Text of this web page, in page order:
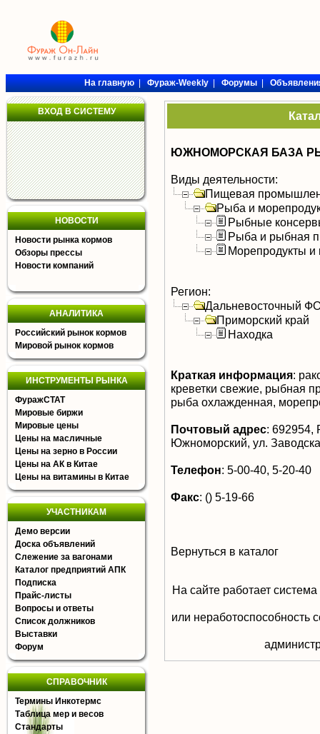
На главную|Фураж-Weekly|Форумы|
ВХОД В СИСТЕМУ
НОВОСТИ
Новости рынка кормов
Обзоры прессы
Новости компаний
АНАЛИТИКА
Российский рынок кормов
Мировой рынок кормов
ИНСТРУМЕНТЫ РЫНКА
ФуражСТАТ
Мировые биржи
Мировые цены
Цены на масличные
Цены на зерно в России
Цены на АК в Китае
Цены на витамины в Китае
УЧАСТНИКАМ
Демо версии
Доска объявлений
Слежение за вагонами
Каталог предприятий АПК
Подписка
Прайс-листы
Вопросы и ответы
Список должников
Выставки
Форум
СПРАВОЧНИК
Термины Инкотермс
Таблица мер и весов
Стандарты
ЮЖНОМОРСКАЯ БАЗА
Виды деятельности:
Пищевая
Рыба и
Рыбные
Рыба и рыбная
Морепродукты и
Регион:
Дальневосточный
Приморский край
Находка
Краткая информация:
креветки свежие, рыбная
рыба охлажденная,
Почтовый адрес: 692954,
Южноморский, ул.
Телефон: 5-00-40, 5-20-40
Факс: () 5-19-66
Вернуться в каталог
На сайте работает
или неработоспособность